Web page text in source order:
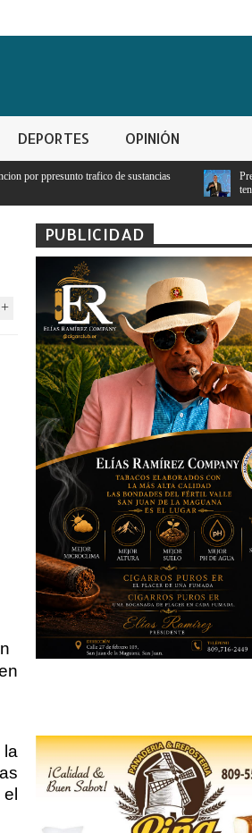
DEPORTES OPINIÓN
Presidente Abinader: Ningún
+
la
PUBLICIDAD